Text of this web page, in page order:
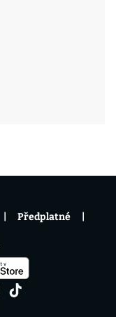
Předplatné